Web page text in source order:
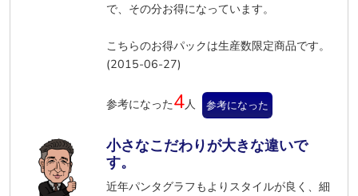
で、その分お得になっています。
こちらのお得パックは生産数限定商品です。
(2015-06-27)
参考になった4人 参考になった
小さなこだわりが大きな違いで
す。
近年パンタグラフもよりスタイルが良く、細